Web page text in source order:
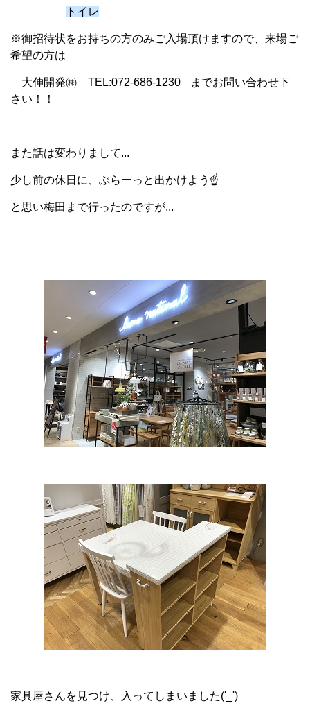
トイレ
※御招待状をお持ちの方のみご入場頂けますので、来場ご
希望の方は
大伸開発㈱ TEL:072-686-1230
までお問い合わせ下
さい！！
また話は変わりまして...
少し前の休日に、ぶらーっと出かけよう☝
と思い梅田まで行ったのですが...
家具屋さんを見つけ、入ってしまいました('_')